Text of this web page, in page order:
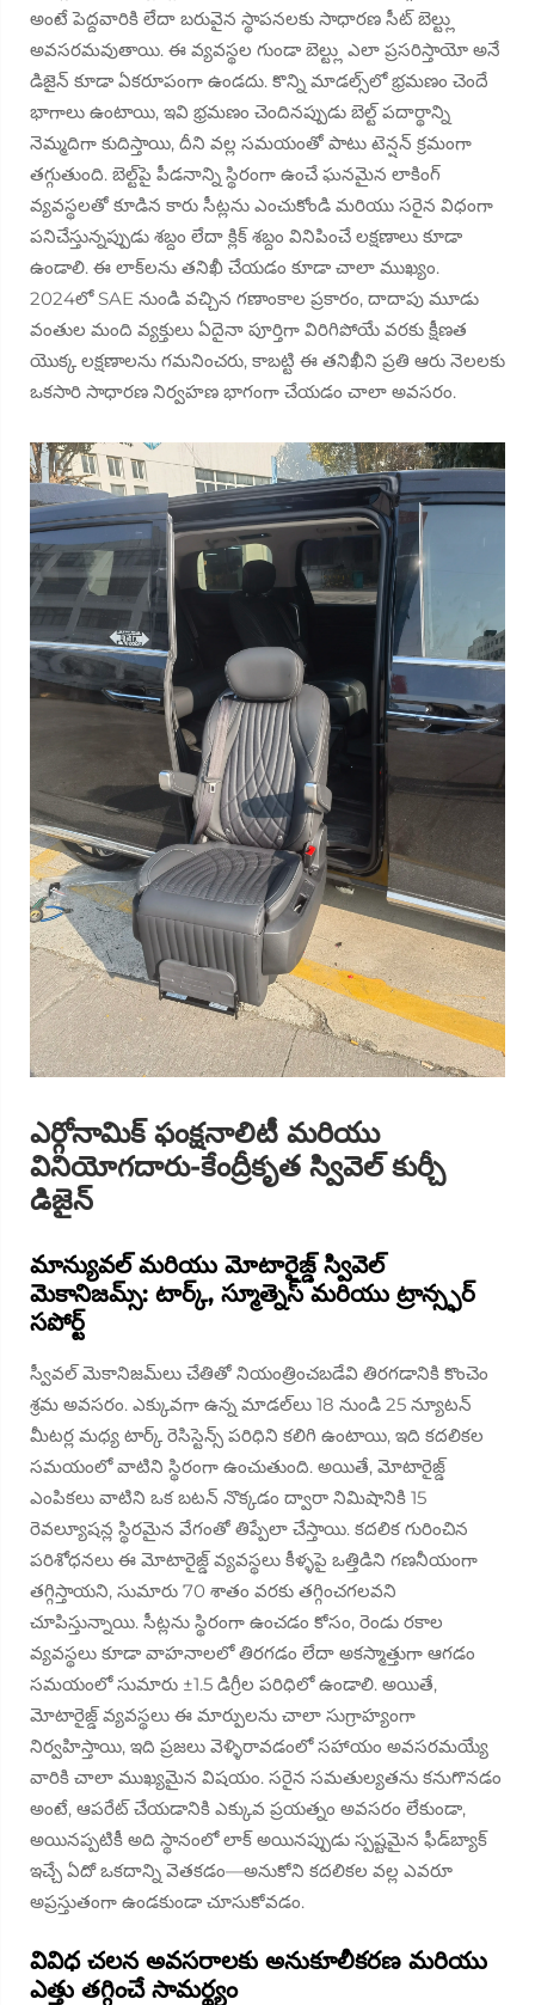
అంటే పెద్దవారికి లేదా బరువైన స్థాపనలకు సాధారణ సీట్ బెల్ట్లు
అవసరమవుతాయి. ఈ వ్యవస్థల గుండా బెల్ట్లు ఎలా ప్రసరిస్తాయో అనే
డిజైన్ కూడా ఏకరూపంగా ఉండదు. కొన్ని మాడల్స్‌లో భ్రమణం చెందే
భాగాలు ఉంటాయి, ఇవి భ్రమణం చెందినప్పుడు బెల్ట్ పదార్థాన్ని
నెమ్మదిగా కుదిస్తాయి, దీని వల్ల సమయంతో పాటు టెన్షన్ క్రమంగా
తగ్గుతుంది. బెల్ట్‌పై పీడనాన్ని స్థిరంగా ఉంచే ఘనమైన లాకింగ్
వ్యవస్థలతో కూడిన కారు సీట్లను ఎంచుకోండి మరియు సరైన విధంగా
పనిచేస్తున్నప్పుడు శబ్దం లేదా క్లిక్ శబ్దం వినిపించే లక్షణాలు కూడా
ఉండాలి. ఈ లాక్‌లను తనిఖీ చేయడం కూడా చాలా ముఖ్యం.
2024లో SAE నుండి వచ్చిన గణాంకాల ప్రకారం, దాదాపు మూడు
వంతుల మంది వ్యక్తులు ఏదైనా పూర్తిగా విరిగిపోయే వరకు క్షీణత
యొక్క లక్షణాలను గమనించరు, కాబట్టి ఈ తనిఖీని ప్రతి ఆరు నెలలకు
ఒకసారి సాధారణ నిర్వహణ భాగంగా చేయడం చాలా అవసరం.
ఎర్గోనామిక్ ఫంక్షనాలిటీ మరియు
వినియోగదారు-కేంద్రీకృత స్వివెల్ కుర్చీ
డిజైన్
మాన్యువల్ మరియు మోటారైజ్డ్ స్వివెల్
మెకానిజమ్స్: టార్క్, స్మూత్నెస్ మరియు ట్రాన్స్ఫర్
సపోర్ట్
స్వీవల్ మెకానిజమ్‌లు చేతితో నియంత్రించబడేవి తిరగడానికి కొంచెం
శ్రమ అవసరం. ఎక్కువగా ఉన్న మాడల్‌లు 18 నుండి 25 న్యూటన్
మీటర్ల మధ్య టార్క్ రెసిస్టెన్స్ పరిధిని కలిగి ఉంటాయి, ఇది కదలికల
సమయంలో వాటిని స్థిరంగా ఉంచుతుంది. అయితే, మోటారైజ్డ్
ఎంపికలు వాటిని ఒక బటన్ నొక్కడం ద్వారా నిమిషానికి 15
రెవల్యూషన్ల స్థిరమైన వేగంతో తిప్పేలా చేస్తాయి. కదలిక గురించిన
పరిశోధనలు ఈ మోటారైజ్డ్ వ్యవస్థలు కీళ్ళపై ఒత్తిడిని గణనీయంగా
తగ్గిస్తాయని, సుమారు 70 శాతం వరకు తగ్గించగలవని
చూపిస్తున్నాయి. సీట్లను స్థిరంగా ఉంచడం కోసం, రెండు రకాల
వ్యవస్థలు కూడా వాహనాలలో తిరగడం లేదా అకస్మాత్తుగా ఆగడం
సమయంలో సుమారు ±1.5 డిగ్రీల పరిధిలో ఉండాలి. అయితే,
మోటారైజ్డ్ వ్యవస్థలు ఈ మార్పులను చాలా సుగ్రాహ్యంగా
నిర్వహిస్తాయి, ఇది ప్రజలు వెళ్ళిరావడంలో సహాయం అవసరమయ్యే
వారికి చాలా ముఖ్యమైన విషయం. సరైన సమతుల్యతను కనుగొనడం
అంటే, ఆపరేట్ చేయడానికి ఎక్కువ ప్రయత్నం అవసరం లేకుండా,
అయినప్పటికీ అది స్థానంలో లాక్ అయినప్పుడు స్పష్టమైన ఫీడ్‌బ్యాక్
ఇచ్చే ఏదో ఒకదాన్ని వెతకడం—అనుకోని కదలికల వల్ల ఎవరూ
అప్రస్తుతంగా ఉండకుండా చూసుకోవడం.
వివిధ చలన అవసరాలకు అనుకూలీకరణ మరియు
ఎత్తు తగ్గించే సామర్థ్యం